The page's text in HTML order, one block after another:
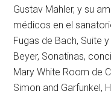
Gustav Mahler, y su
médicos en el
Fugas de Bach, Suite
Beyer, Sonatinas,
Mary White Room de
Simon and Garfunkel,